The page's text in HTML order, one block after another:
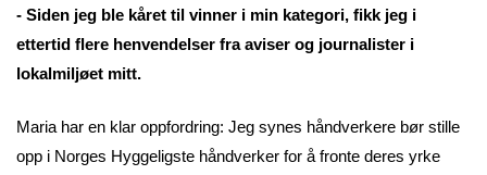
- Siden jeg ble kåret til vinner i min kategori, fikk jeg i
ettertid flere henvendelser fra aviser og journalister i
lokalmiljøet mitt.
Maria har en klar oppfordring: Jeg synes håndverkere bør stille
opp i Norges Hyggeligste håndverker for å fronte deres yrke